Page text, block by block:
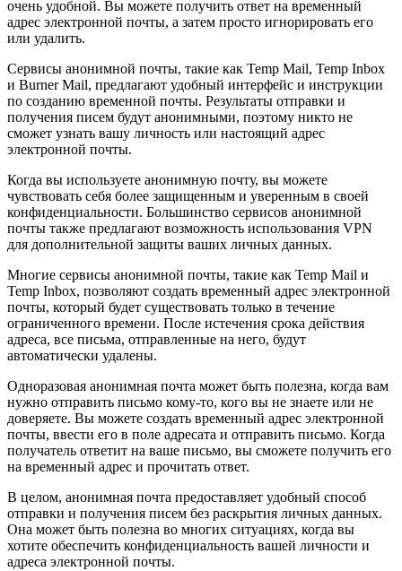
очень удобной. Вы можете получить ответ на временный
адрес электронной почты, а затем просто игнорировать его
или удалить.
Сервисы анонимной почты, такие как Temp Mail, Temp Inbox
и Burner Mail, предлагают удобный интерфейс и инструкции
по созданию временной почты. Результаты отправки и
получения писем будут анонимными, поэтому никто не
сможет узнать вашу личность или настоящий адрес
электронной почты.
Когда вы используете анонимную почту, вы можете
чувствовать себя более защищенным и уверенным в своей
конфиденциальности. Большинство сервисов анонимной
почты также предлагают возможность использования VPN
для дополнительной защиты ваших личных данных.
Многие сервисы анонимной почты, такие как Temp Mail и
Temp Inbox, позволяют создать временный адрес электронной
почты, который будет существовать только в течение
ограниченного времени. После истечения срока действия
адреса, все письма, отправленные на него, будут
автоматически удалены.
Одноразовая анонимная почта может быть полезна, когда вам
нужно отправить письмо кому-то, кого вы не знаете или не
доверяете. Вы можете создать временный адрес электронной
почты, ввести его в поле адресата и отправить письмо. Когда
получатель ответит на ваше письмо, вы сможете получить его
на временный адрес и прочитать ответ.
В целом, анонимная почта предоставляет удобный способ
отправки и получения писем без раскрытия личных данных.
Она может быть полезна во многих ситуациях, когда вы
хотите обеспечить конфиденциальность вашей личности и
адреса электронной почты.